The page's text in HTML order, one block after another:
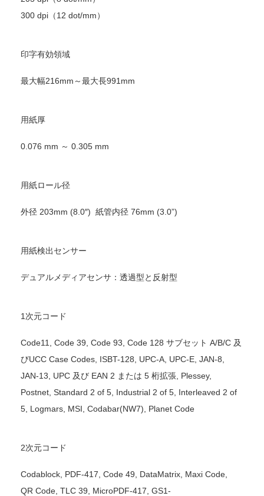
300 dpi（12 dot/mm）
印字有効領域
最大幅216mm～最大長991mm
用紙厚
0.076 mm ～ 0.305 mm
用紙ロール径
外径 203mm (8.0″) 紙管内径 76mm (3.0”)
用紙検出センサー
デュアルメディアセンサ：透過型と反射型
1次元コード
Code11, Code 39, Code 93, Code 128 サブセット A/B/C 及
びUCC Case Codes, ISBT-128, UPC-A, UPC-E, JAN-8,
JAN-13, UPC 及び EAN 2 または 5 桁拡張, Plessey,
Postnet, Standard 2 of 5, Industrial 2 of 5, Interleaved 2 of
5, Logmars, MSI, Codabar(NW7), Planet Code
2次元コード
Codablock, PDF-417, Code 49, DataMatrix, Maxi Code,
QR Code, TLC 39, MicroPDF-417, GS1-